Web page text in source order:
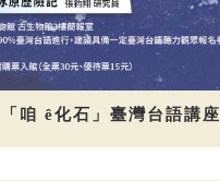
咱 ê化石」臺灣台語講座